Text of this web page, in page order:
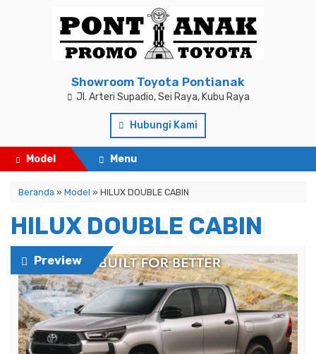
Showroom Toyota Pontianak
Jl. Arteri Supadio, Sei Raya, Kubu Raya
Hubungi Kami
Model Menu
Beranda » Model » HILUX DOUBLE CABIN
HILUX DOUBLE CABIN
Preview